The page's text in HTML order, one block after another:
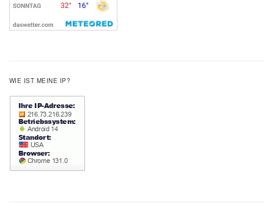
WIE IST MEINE IP?